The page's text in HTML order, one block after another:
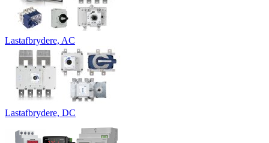
Lastafbrydere, AC
Lastafbrydere, DC